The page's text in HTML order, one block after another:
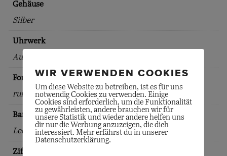
Gehäuse
Silber
Uhrwerk
Automatik
Form
rund
Bandart
Lederband
Zifferblattfarbe
WIR VERWENDEN COOKIES
Um diese Website zu betreiben, ist es für uns
notwendig Cookies zu verwenden. Einige
Cookies sind erforderlich, um die Funktionalität
zu gewährleisten, andere brauchen wir für
unsere Statistik und wieder andere helfen uns
dir nur die Werbung anzuzeigen, die dich
interessiert. Mehr erfährst du in unserer
Datenschutzerklärung.